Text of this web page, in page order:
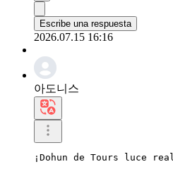
Escribe una respuesta
2026.07.15 16:16
아도니스
¡Dohun de Tours luce